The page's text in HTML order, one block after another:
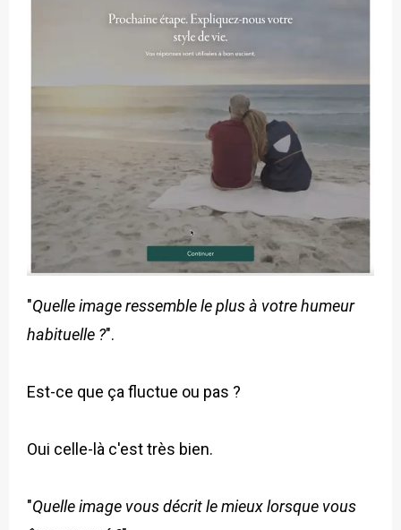
"Quelle image ressemble le plus à votre humeur
habituelle ?".
Est-ce que ça fluctue ou pas ?
Oui celle-là c'est très bien.
"Quelle image vous décrit le mieux lorsque vous